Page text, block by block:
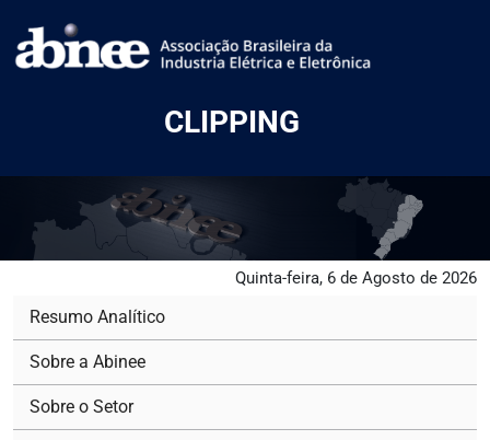
CLIPPING
Quinta-feira, 6 de Agosto de 2026
Resumo Analítico
Sobre a Abinee
Sobre o Setor